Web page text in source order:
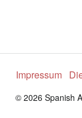
Impressum
© 2026 Spanish